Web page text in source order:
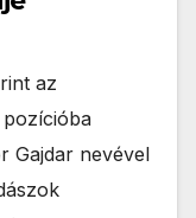
az
Gajdar nevével